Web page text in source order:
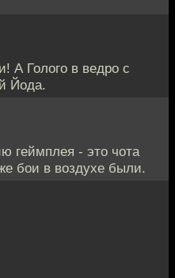
А Голого в ведро с
Йода.
геймплея - это чота
бои в воздухе были.